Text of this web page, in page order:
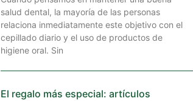
salud dental, la mayoría de las personas
relaciona inmediatamente este objetivo con el
cepillado diario y el uso de productos de
higiene oral. Sin
El regalo más especial: artículos